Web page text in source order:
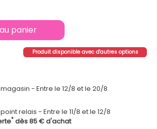
panier
Produit disponible avec d'autres options
Entre le 12/8 et le 20/8
relais
Entre le 11/8 et le 12/8
* dès 85 € d'achat